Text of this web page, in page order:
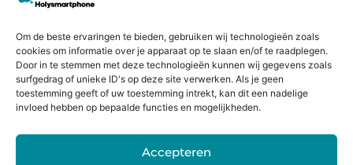
Om de beste ervaringen te bieden, gebruiken wij technologieën zoals
cookies om informatie over je apparaat op te slaan en/of te raadplegen.
Door in te stemmen met deze technologieën kunnen wij gegevens zoals
surfgedrag of unieke ID's op deze site verwerken. Als je geen
toestemming geeft of uw toestemming intrekt, kan dit een nadelige
invloed hebben op bepaalde functies en mogelijkheden.
Accepteren
duurzamere wereld. Daarom bieden wij onze klanten de
console in te ruilen voor korting op een nieuw toestel of
direct geld. Niet alleen profiteer jij van de nieuwste
technologie, maar je draagt ook bij aan het behoud van
onze planeet.